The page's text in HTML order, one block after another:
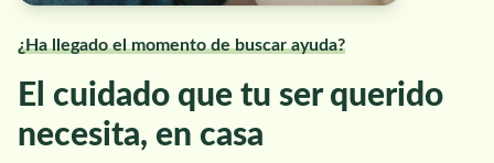
¿Ha llegado el momento de buscar ayuda?
El cuidado que tu ser querido
necesita, en casa